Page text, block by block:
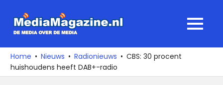
naar
media
over
de
MENU
Home Nieuws Radionieuws
CBS: 30 procent
huishoudens heeft DAB+-radio